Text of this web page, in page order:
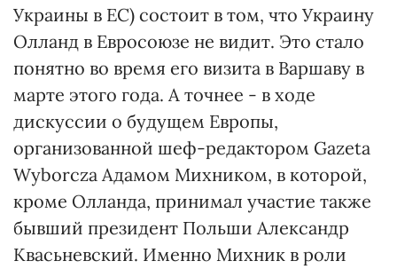
Украины в ЕС) состоит в том, что Украину
Олланд в Евросоюзе не видит. Это стало
понятно во время его визита в Варшаву в
марте этого года. А точнее - в ходе
дискуссии о будущем Европы,
организованной шеф-редактором Gazeta
Wyborcza Адамом Михником, в которой,
кроме Олланда, принимал участие также
бывший президент Польши Александр
Квасьневский. Именно Михник в роли